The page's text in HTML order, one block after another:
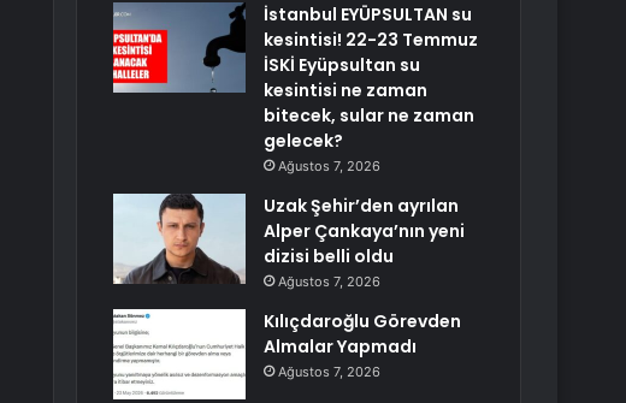
İstanbul EYÜPSULTAN su
kesintisi! 22-23 Temmuz
İSKİ Eyüpsultan su
kesintisi ne zaman
bitecek, sular ne zaman
gelecek?
Ağustos 7, 2026
Uzak Şehir’den ayrılan
Alper Çankaya’nın yeni
dizisi belli oldu
Ağustos 7, 2026
Kılıçdaroğlu Görevden
Almalar Yapmadı
Ağustos 7, 2026